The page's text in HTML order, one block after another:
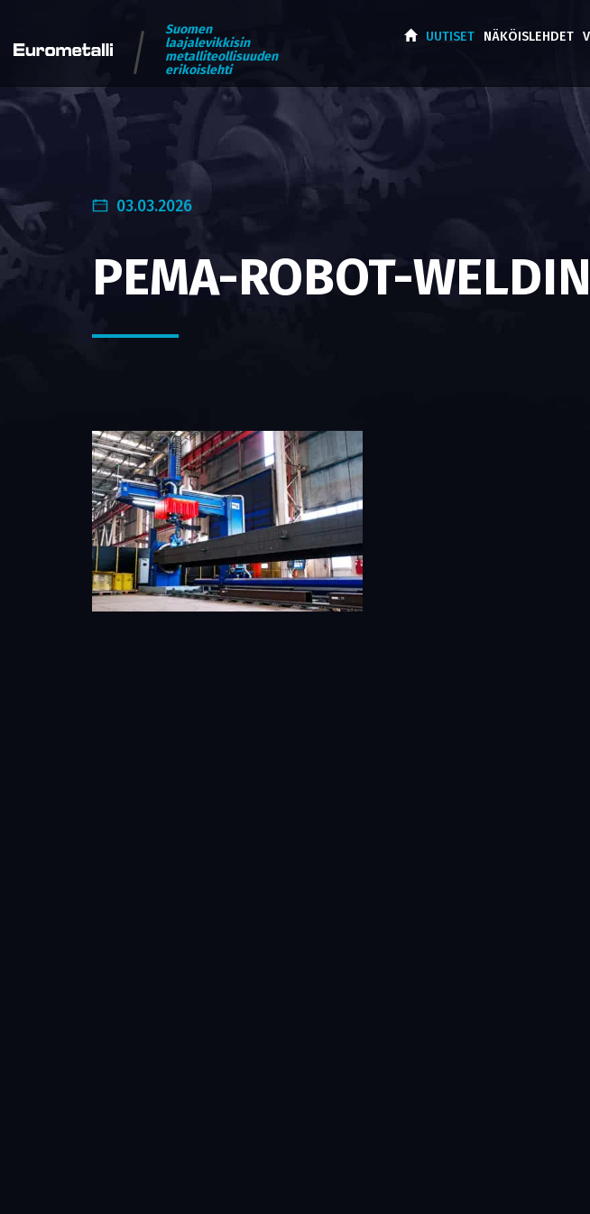
Suomen
laajalevikkisin
metalliteollisuuden
erikoislehti
UUTISET NÄKÖISLEHDET
03.03.2026
PEMA-ROBOT-